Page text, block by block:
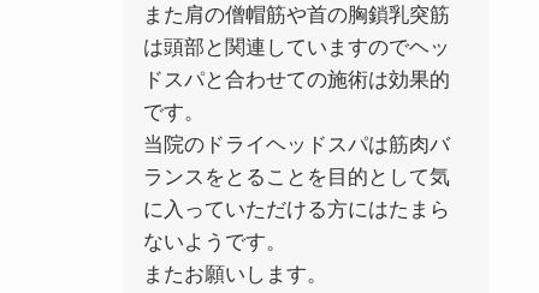
また肩の僧帽筋や首の胸鎖乳突筋
は頭部と関連していますのでヘッ
ドスパと合わせての施術は効果的
です。
当院のドライヘッドスパは筋肉バ
ランスをとることを目的として気
に入っていただける方にはたまら
ないようです。
またお願いします。